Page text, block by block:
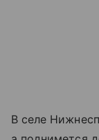
В селе